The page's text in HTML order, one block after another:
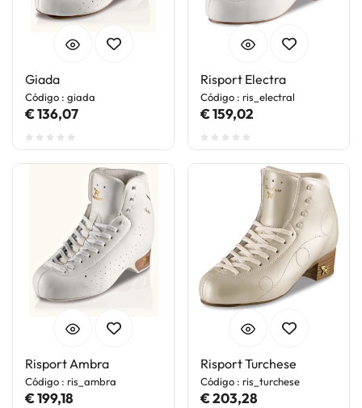
Giada
Código : giada
€ 136,07
Risport Electra
Código : ris_electral
€ 159,02
Risport Ambra
Código : ris_ambra
€ 199,18
Risport Turchese
Código : ris_turchese
€ 203,28